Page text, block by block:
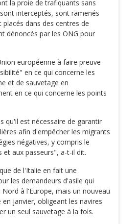
la proie de trafiquants sans
interceptés, sont ramenés
dans des centres de
dénoncés par les ONG pour
européenne à faire preuve
en ce qui concerne les
et de sauvetage en
en ce qui concerne les points
qu'il est nécessaire de garantir
afin d'empêcher les migrants
négatives, y compris le
et aux passeurs", a-t-il dit.
de l'Italie en fait une
les demandeurs d'asile qui
à l'Europe, mais un nouveau
janvier, obligeant les navires
un seul sauvetage à la fois.